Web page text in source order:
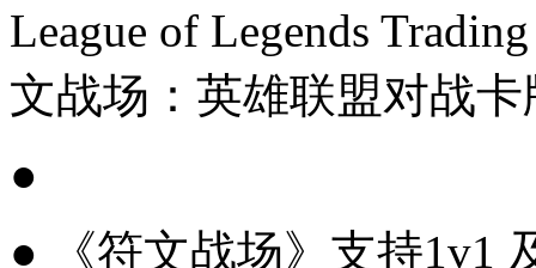
League of Legends
文战场：英雄联盟对战卡
●
● 《符文战场》支持1v1